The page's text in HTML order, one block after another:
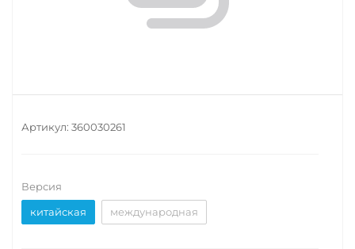
Артикул: 360030261
Версия
китайская
международная